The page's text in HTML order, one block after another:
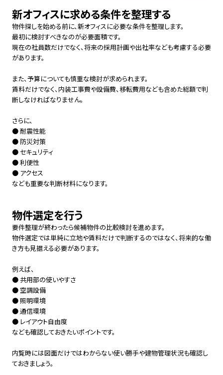
新オフィスに求める条件を整理する
物件探しを始める前に、新オフィスに必要な条件を整理します。
最初に検討すべきなのが必要面積です。
現在の社員数だけでなく、将来の採用計画や出社率なども考慮する必要
があります。
また、予算についても慎重な検討が求められます。
賃料だけでなく、内装工事費や設備費、移転費用なども含めた総額で判
断しなければなりません。
さらに、
● 耐震性能
● 防災対策
● セキュリティ
● 利便性
● アクセス
なども重要な判断材料になります。
物件選定を行う
要件整理が終わったら候補物件の比較検討を進めます。
物件選定では単純に立地や賃料だけで判断するのではなく、将来的な働
き方も見据える必要があります。
例えば、
● 共用部の使いやすさ
● 空調設備
● 照明環境
● 通信環境
● レイアウト自由度
なども確認しておきたいポイントです。
内覧時には図面だけではわからない使い勝手や建物管理状況も確認し
ておきましょう。